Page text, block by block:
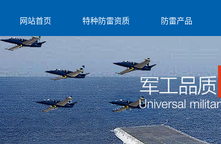
网站首页 特种防雷资质 防雷产品